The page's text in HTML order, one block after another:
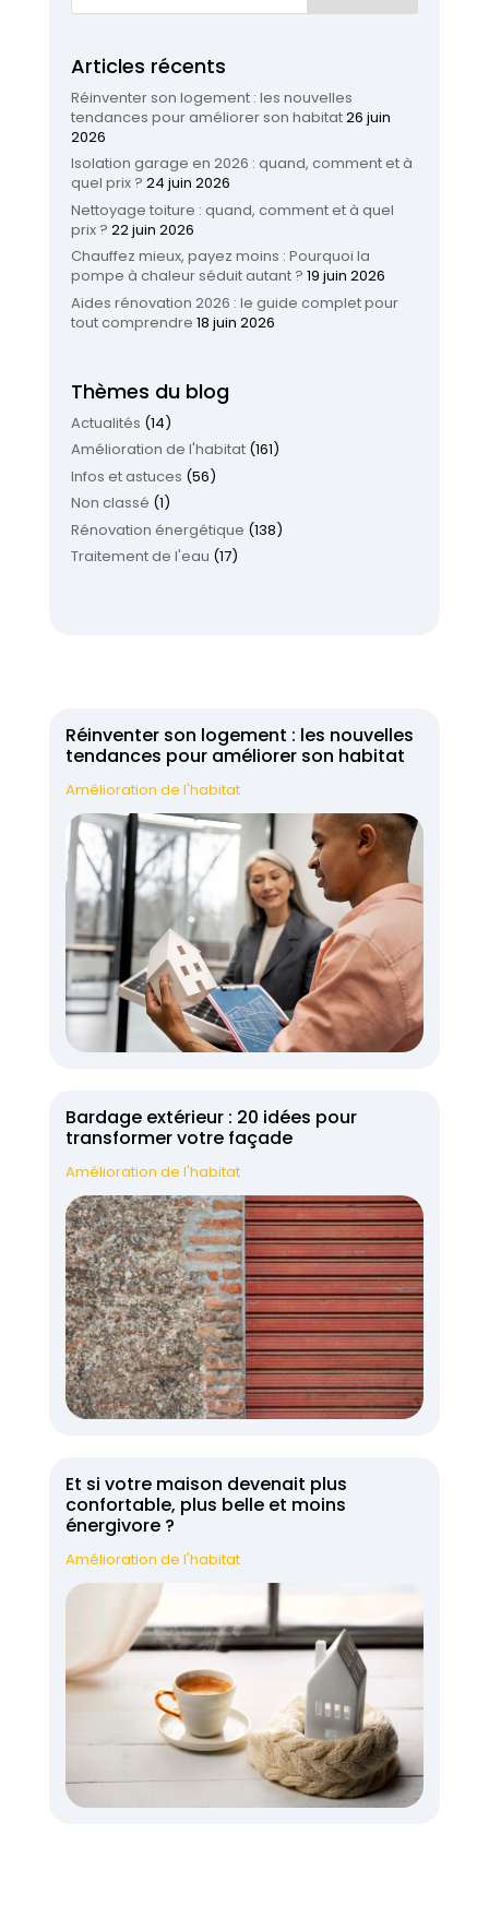
Articles récents
Réinventer son logement : les nouvelles
tendances pour améliorer son habitat26 juin
2026
Isolation garage en 2026 : quand, comment et à
quel prix ? 24 juin 2026
Nettoyage toiture : quand, comment et à quel
prix ? 22 juin 2026
Chauffez mieux, payez moins : Pourquoi la
pompe à chaleur séduit autant ? 19 juin 2026
Aides rénovation 2026 : le guide complet pour
tout comprendre 18 juin 2026
Thèmes du blog
Actualités (14)
Amélioration de l'habitat(161)
Infos et astuces (56)
Non classé (1)
Rénovation énergétique (138)
Traitement de l'eau (17)
Réinventer son logement : les nouvelles
tendances pour améliorer son habitat
Amélioration de l'habitat
Bardage extérieur : 20 idées pour
transformer votre façade
Amélioration de l'habitat
Et si votre maison devenait plus
confortable, plus belle et moins
énergivore ?
Amélioration de l'habitat